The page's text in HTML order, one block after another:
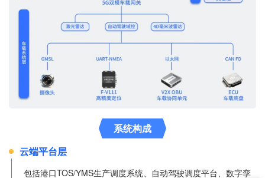
系统构成
云端平台层
包括港口TOS/YMS生产调度系统、自动驾驶调度平台、数字孪